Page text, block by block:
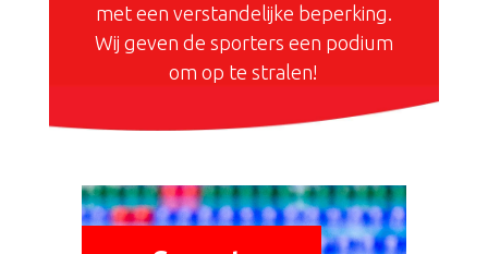
met een verstandelijke beperking.
Wij geven de sporters een podium
om op te stralen!